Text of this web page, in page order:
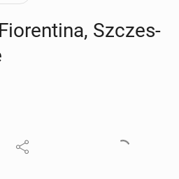
Szczes­